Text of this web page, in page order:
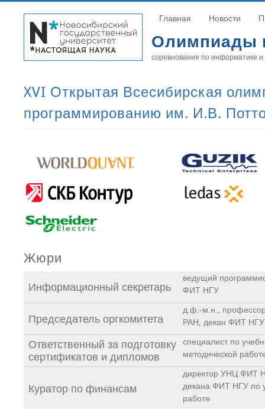
Олимпиады
соревнования по информатике
XVI Открытая Всесибирская
программированию им. И.В.
Главная Новости
Жюри
Информационный секретарь
ведущий
ФИТ НГУ
Председатель оргкомитета
д.ф.-м.н.,
РАН, декан ФИТ НГУ
Ответственный за подготовку
сертификатов и дипломов
специалист по
методической
Куратор по финансам
директор УНЦ ФИТ
декана ФИТ НГУ по
работе